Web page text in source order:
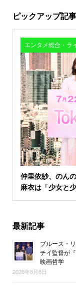
ピックアップ記
エンタメ総合・ラ
仲里依紗、のん
麻衣は「少女と
最新記事
ブルース・
チイ監督が
映画哲学
2026年8月8日